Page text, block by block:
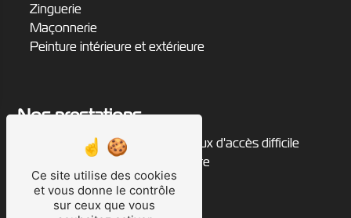
Zinguerie
Maçonnerie
Peinture intérieure et extérieure
Nos prestations
rénovation de toiture
charpentier
cordiste
travaux d'accès difficile
peintre
Ce site utilise des cookies
et vous donne le contrôle
sur ceux que vous